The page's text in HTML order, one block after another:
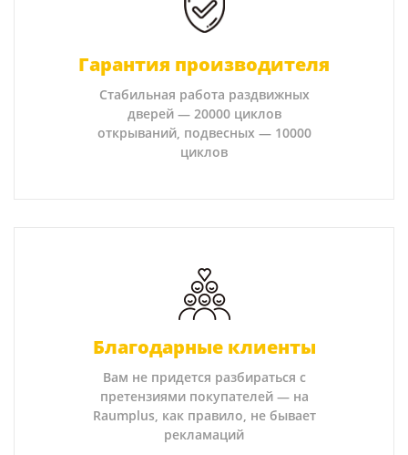
Гарантия производителя
Стабильная работа раздвижных
дверей — 20000 циклов
открываний, подвесных — 10000
циклов
Благодарные клиенты
Вам не придется разбираться с
претензиями покупателей — на
Raumplus, как правило, не бывает
рекламаций